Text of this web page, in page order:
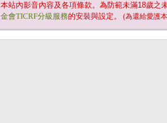
本站內影音內容及各項條款。為防範未滿18歲之
金會TICRF分級服務的安裝與設定。 (為還給愛護